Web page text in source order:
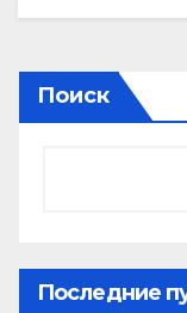
Поиск
Последние